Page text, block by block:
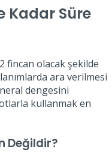
Kadar Süre
fincan olacak şekilde
ara verilmesi
dengesini
kullanmak en
Değildir?